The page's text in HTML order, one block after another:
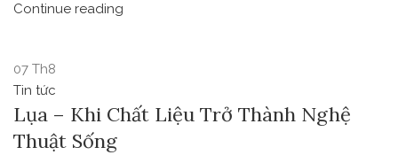
Continue reading
07 Th8
Tin tức
Lụa – Khi Chất Liệu Trở Thành Nghệ
Thuật Sống